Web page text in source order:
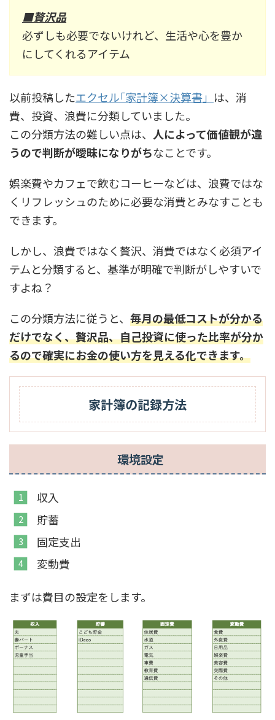
■贅沢品
必ずしも必要でないけれど、生活や心を豊か
にしてくれるアイテム
以前投稿したエクセル｢家計簿×決算書」 は、消
費、投資、浪費に分類していました。
この分類方法の難しい点は、 人によって価値観が違
うので判断が曖昧になりがちなことです。
娯楽費やカフェで飲むコーヒーなどは、浪費ではな
くリフレッシュのために必要な消費とみなすことも
できます。
しかし、浪費ではなく贅沢、消費ではなく必須アイ
テムと分類すると、基準が明確で判断がしやすいで
すよね？
この分類方法に従うと、 毎月の最低コストが分かる
だけでなく、贅沢品、自己投資に使った比率が分か
るので確実にお金の使い方を見える化できます。
家計簿の記録方法
環境設定
収入
貯蓄
固定支出
変動費
まずは費目の設定をします。